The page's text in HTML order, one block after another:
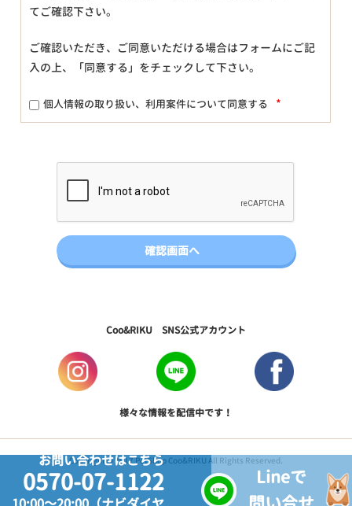
てご確認下さい。
ご確認いただき、ご同意いただける場合はフォームにご記
入の上、「同意する」をチェックして下さい。
個人情報の取り扱い、利用案件について同意する *
お問い合わせはこちら
0570-07-1122
Lineで
Coo&RIKU SNS公式アカウント
様々な情報を配信中です！
Copyright © 2017 PetShop Coo&RIKU All Rights Reserved.